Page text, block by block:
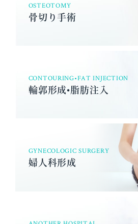
OSTEOTOMY
骨切り手術
CONTOURING•FAT INJECTION
輪郭形成•脂肪注入
GYNECOLOGIC SURGERY
婦人科形成